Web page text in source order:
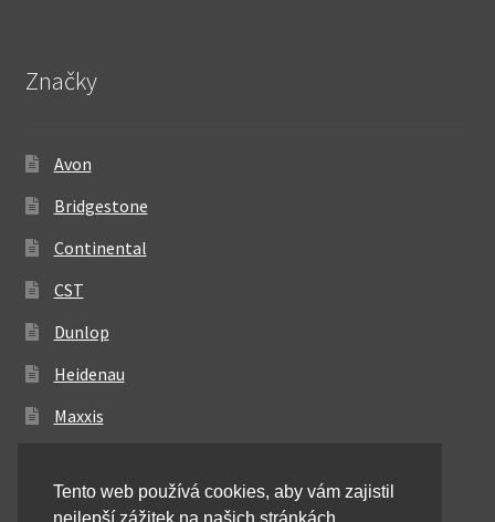
Značky
Avon
Bridgestone
Continental
CST
Dunlop
Heidenau
Maxxis
Michelin
Tento web používá cookies, aby vám zajistil
nejlepší zážitek na našich stránkách.